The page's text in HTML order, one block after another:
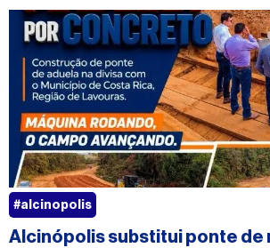
Alcinópolis substitui ponte de
#alcinopolis